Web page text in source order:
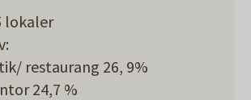
lokaler
restaurang 26, 9%
24,7 %